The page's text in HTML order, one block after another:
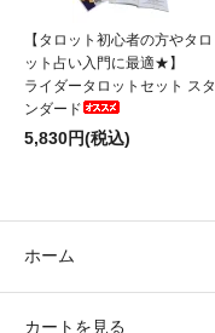
【タロット初心者の方やタロ
ット占い入門に最適★】
ライダータロットセット スタ
ンダード
5,830円(税込)
ホーム
カートを見る